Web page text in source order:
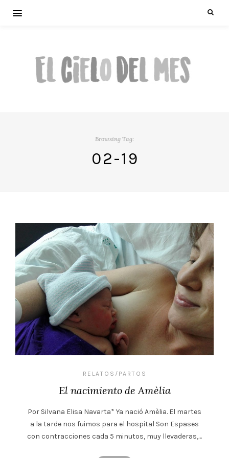
Browsing Tag:
02-19
RELATOS/PARTOS
El nacimiento de Amèlia
Por Silvana Elisa Navarta* Ya nació Amèlia. El martes
a la tarde nos fuimos para el hospital Son Espases
con contracciones cada 5 minutos, muy llevaderas,…